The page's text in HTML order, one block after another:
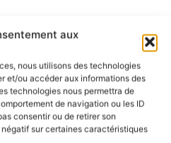
aux
nous utilisons des technologies
et/ou accéder aux informations des
technologies nous permettra de
de navigation ou les ID
consentir ou de retirer son
sur certaines caractéristiques
un projet d’IA
: les trois décisions